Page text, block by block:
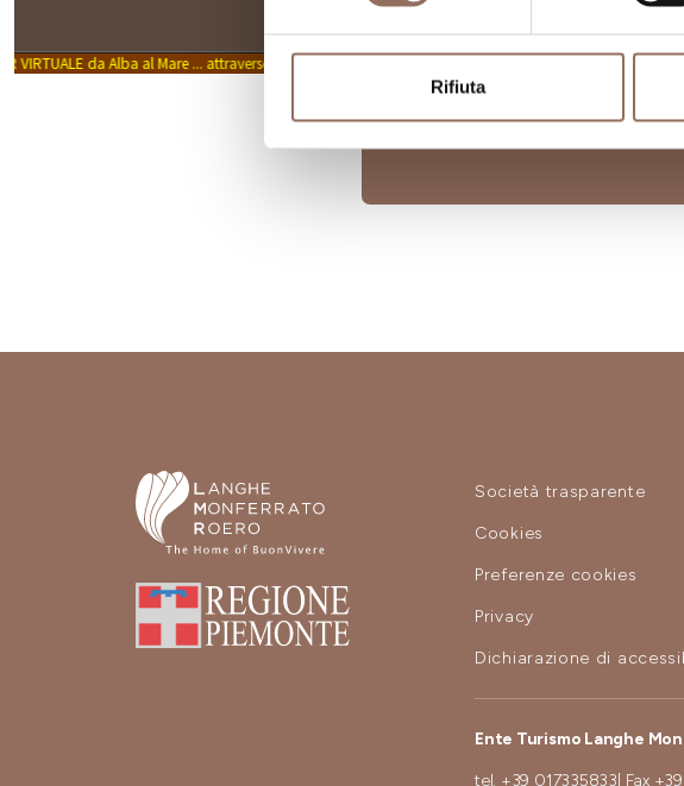
Rifiuta
Società trasparente
Cookies
Preferenze cookies
Privacy
Dichiarazione di
Ente Turismo Langhe
tel. +39 017335833 | Fax